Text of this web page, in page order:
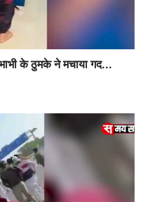
के ठुमके ने मचाया गद...